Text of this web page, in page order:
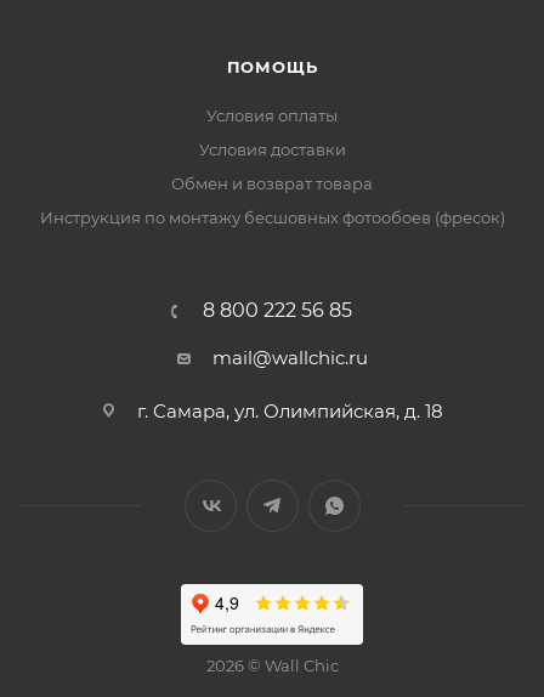
ПОМОЩЬ
Условия оплаты
Условия доставки
Обмен и возврат товара
Инструкция по монтажу бесшовных фотообоев (фресок)
8 800 222 56 85
mail@wallchic.ru
г. Самара, ул. Олимпийская, д. 18
2026 © Wall Chic